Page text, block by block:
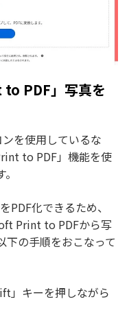
PDF」写真を
を使用しているな
to PDF」機能を使
化できるため、
Print to PDFから写
下の手順をおこなって
」キーを押しながら